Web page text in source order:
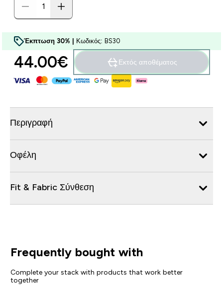
Έκπτωση 30% | Κωδικός: BS30
44.00€‎ Εκτός αποθέματος
Περιγραφή
Οφέλη
Fit & Fabric Σύνθεση
Frequently bought with
Complete your stack with products that work better
together